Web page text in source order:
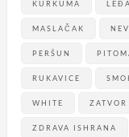
KURKUMA LEĐA
MASLAČAK
PERŠUN
RUKAVICE
WHITE ZATVOR
ZDRAVA ISHRANA